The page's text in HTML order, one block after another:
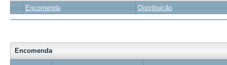
Encomenda Distribuição
Encomenda